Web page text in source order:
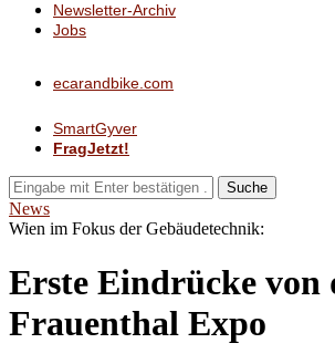
Newsletter-Archiv
Jobs
ecarandbike.com
SmartGyver
FragJetzt!
Suche
News
Wien im Fokus der Gebäudetechnik:
Erste Eindrücke von
Frauenthal Expo